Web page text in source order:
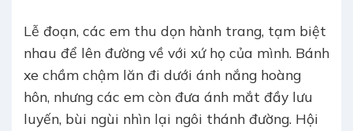
Lễ đoạn, các em thu dọn hành trang, tạm biệt
nhau để lên đường về với xứ họ của mình. Bánh
xe chầm chậm lăn đi dưới ánh nắng hoàng
hôn, nhưng các em còn đưa ánh mắt đầy lưu
luyến, bùi ngùi nhìn lại ngôi thánh đường. Hội